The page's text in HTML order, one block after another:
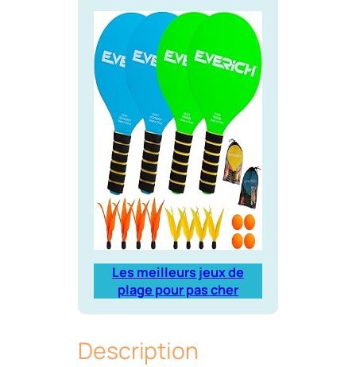
Les meilleurs jeux de
plage pour pas cher
Description